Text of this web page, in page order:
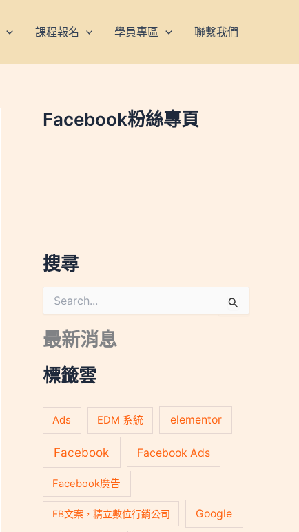
課程報名 學員專區 聯繫我們
Facebook粉絲專頁
搜尋
尋
關
鍵
:
最新消息
標籤雲
Ads EDM 系統 elementor
Facebook Facebook Ads
Facebook廣告
FB文案，精立數位行銷公司 Google